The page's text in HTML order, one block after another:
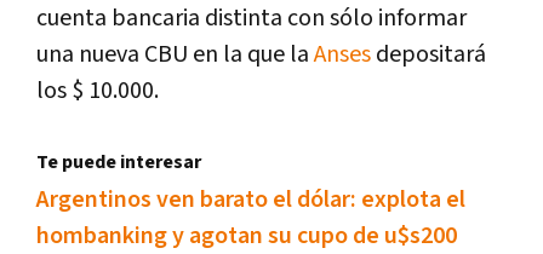
cuenta bancaria distinta con sólo informar
una nueva CBU en la que laAnsesdepositará
los $ 10.000.
Te puede interesar
Argentinos ven barato el dólar: explota el
hombanking y agotan su cupo de u$s200